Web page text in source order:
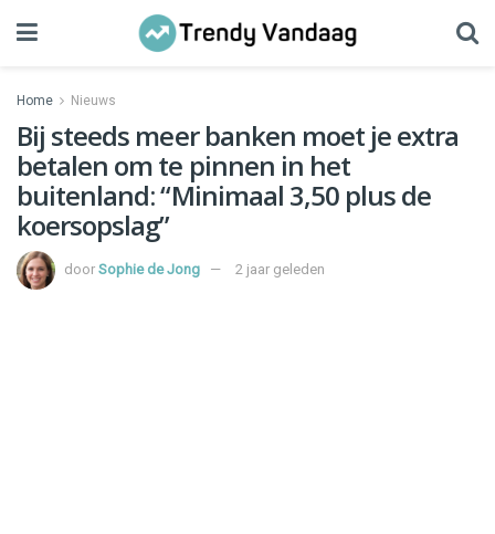
Home Nieuws
Bij steeds meer banken moet je extra
betalen om te pinnen in het
buitenland: “Minimaal 3,50 plus de
koersopslag”
door Sophie de Jong 2 jaar geleden